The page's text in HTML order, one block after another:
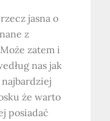
jasna o
z
zatem i
nas jak
najbardziej
że warto
posiadać